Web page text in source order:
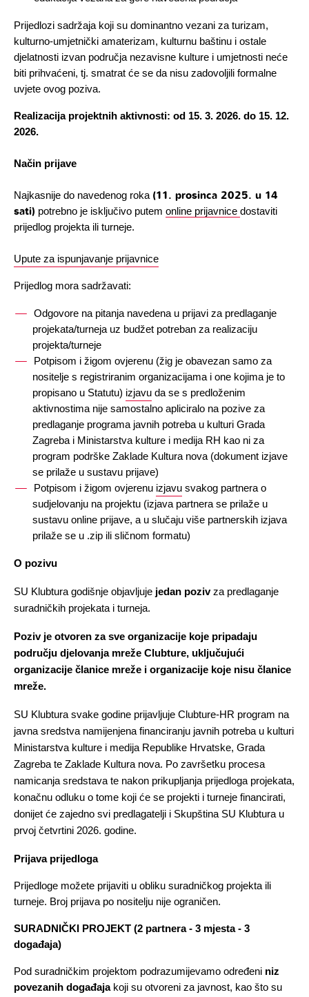
Prijedlozi sadržaja koji su dominantno vezani za turizam,
kulturno-umjetnički amaterizam, kulturnu baštinu i ostale
djelatnosti izvan područja nezavisne kulture i umjetnosti neće
biti prihvaćeni, tj. smatrat će se da nisu zadovoljili formalne
uvjete ovog poziva.
Realizacija projektnih aktivnosti: od 15. 3. 2026. do 15. 12.
2026.
Način prijave
Najkasnije do navedenog roka (11. prosinca 2025. u 14
sati) potrebno je isključivo putem online prijavnice dostaviti
prijedlog projekta ili turneje.
Upute za ispunjavanje prijavnice
Prijedlog mora sadržavati:
Odgovore na pitanja navedena u prijavi za predlaganje
projekata/turneja uz budžet potreban za realizaciju
projekta/turneje
Potpisom i žigom ovjerenu (žig je obavezan samo za
nositelje s registriranim organizacijama i one kojima je to
propisano u Statutu) izjavu da se s predloženim
aktivnostima nije samostalno apliciralo na pozive za
predlaganje programa javnih potreba u kulturi Grada
Zagreba i Ministarstva kulture i medija RH kao ni za
program podrške Zaklade Kultura nova (dokument izjave
se prilaže u sustavu prijave)
Potpisom i žigom ovjerenu izjavu svakog partnera o
sudjelovanju na projektu (izjava partnera se prilaže u
sustavu online prijave, a u slučaju više partnerskih izjava
prilaže se u .zip ili sličnom formatu)
O pozivu
SU Klubtura godišnje objavljuje jedan poziv za predlaganje
suradničkih projekata i turneja.
Poziv je otvoren za sve organizacije koje pripadaju
području djelovanja mreže Clubture, uključujući
organizacije članice mreže i organizacije koje nisu članice
mreže.
SU Klubtura svake godine prijavljuje Clubture-HR program na
javna sredstva namijenjena financiranju javnih potreba u kulturi
Ministarstva kulture i medija Republike Hrvatske, Grada
Zagreba te Zaklade Kultura nova. Po završetku procesa
namicanja sredstava te nakon prikupljanja prijedloga projekata,
konačnu odluku o tome koji će se projekti i turneje financirati,
donijet će zajedno svi predlagatelji i Skupština SU Klubtura u
prvoj četvrtini 2026. godine.
Prijava prijedloga
Prijedloge možete prijaviti u obliku suradničkog projekta ili
turneje. Broj prijava po nositelju nije ograničen.
SURADNIČKI PROJEKT (2 partnera - 3 mjesta - 3
događaja)
Pod suradničkim projektom podrazumijevamo određeni niz
povezanih događaja koji su otvoreni za javnost, kao što su